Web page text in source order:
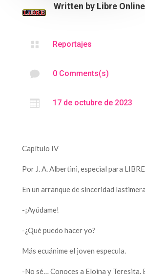
Written by Libre Online
 Reportajes
 0 Comments(s)
 17 de octubre de 2023
Capítulo IV
Por J. A. Albertini, especial para LIBRE
En un arranque de sinceridad
-¡Ayúdame!
-¿Qué puedo hacer yo?
Más ecuánime el joven especula.
-No sé… Conoces a Eloina y Teresita.